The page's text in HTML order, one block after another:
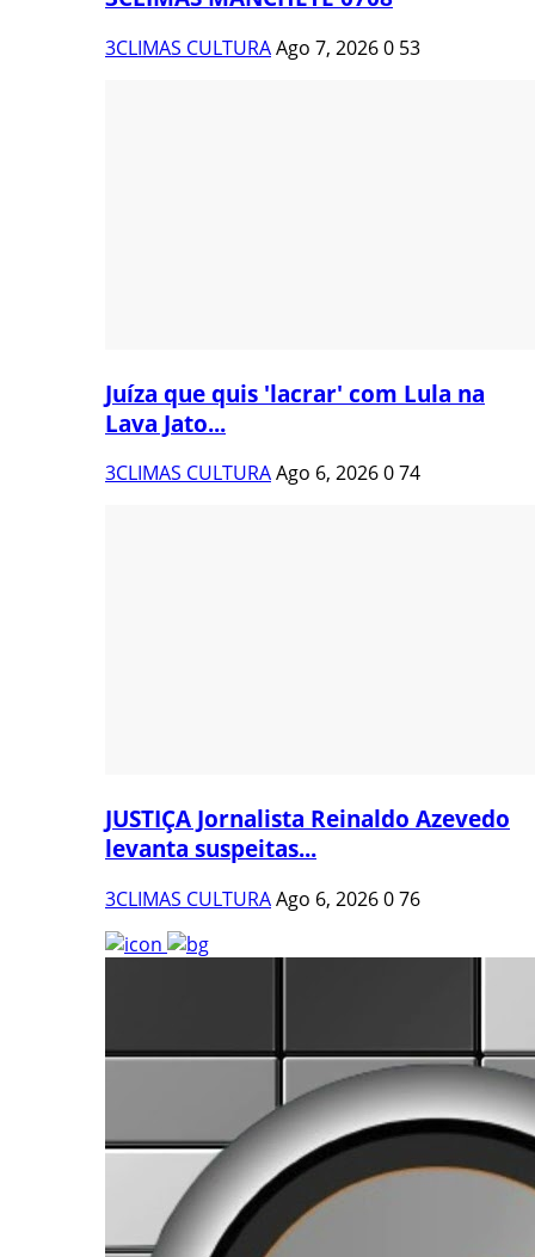
3CLIMAS CULTURAAgo 7, 20260 53
Juíza que quis 'lacrar' com Lula na
Lava Jato...
3CLIMAS CULTURAAgo 6, 2026074
JUSTIÇA Jornalista Reinaldo Azevedo
levanta suspeitas...
3CLIMAS CULTURAAgo 6, 2026076